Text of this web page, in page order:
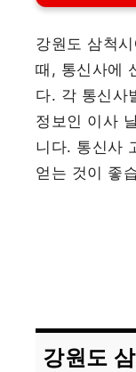
강원도 삼척
때, 통신사에
다. 각 통신사
정보인 이사
니다. 통신사
얻는 것이 좋
강원도